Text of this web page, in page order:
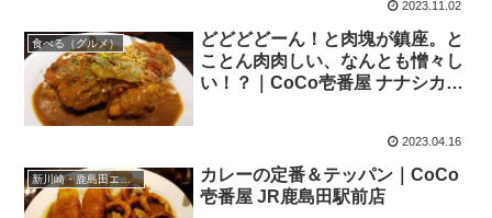
2023.11.02
食べる（グルメ）
どどどどーん！と肉塊が鎮座。と
ことん肉肉しい、なんとも憎々し
い！？｜CoCo壱番屋 ナナシカレ
2023.04.16
新川崎・鹿島田エリア
カレーの定番＆テッパン｜CoCo
壱番屋 JR鹿島田駅前店